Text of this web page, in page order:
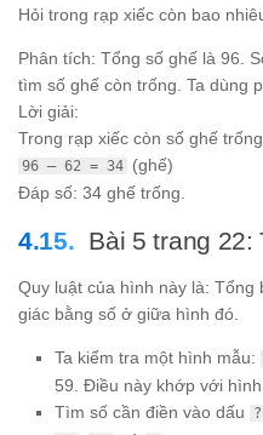
Hỏi trong rạp xiếc còn bao
Phân tích: Tổng số ghế là 96.
tìm số ghế còn trống. Ta dùng
Lời giải:
Trong rạp xiếc còn số ghế
96 – 62 = 34 (ghế)
Đáp số: 34 ghế trống.
Bài 5 trang
Quy luật của hình này là:
giác bằng số ở giữa hình đó.
Ta kiểm tra một hình mẫu:
59. Điều này khớp với hình.
Tìm số cần điền vào dấu
?